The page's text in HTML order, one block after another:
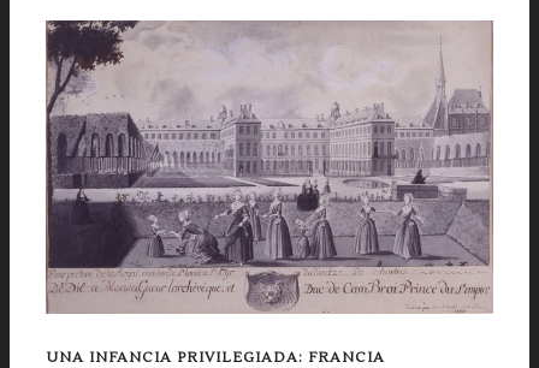
UNA INFANCIA PRIVILEGIADA: FRANCIA